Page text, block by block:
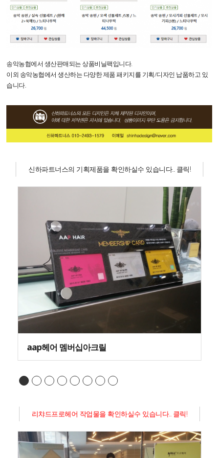
송악농협에서 생산판매되는 상품비닐팩입니다.
이외 송악농협에서 생산하는 다양한 제품 패키지를 기획/디자인 납품하고 있
습니다.
신하파트너스의 기획제품을 확인하실수 있습니다.. 클릭!
aap헤어 멤버십아크릴
리챠드프로헤어 작업물을 확인하실수 있습니다.. 클릭!